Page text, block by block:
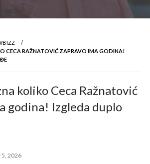
CECA RAŽNATOVIĆ ZAPRAVO IMA GODINA!
koliko Ceca Ražnatović
godina! Izgleda duplo
5, 2026